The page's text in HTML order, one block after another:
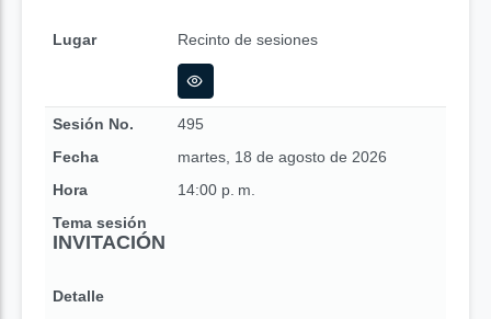
Lugar Recinto de sesiones
Sesión No.
495
Fecha
martes, 18 de agosto de 2026
Hora
14:00 p. m.
Tema sesión
INVITACIÓN
Detalle